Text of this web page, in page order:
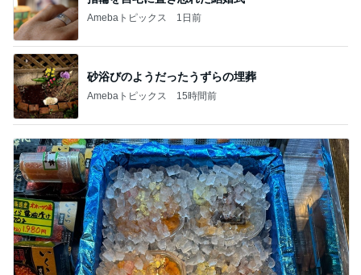
Amebaトピックス 1日前
砂浴びのようだったうずらの埋葬
Amebaトピックス 15時間前